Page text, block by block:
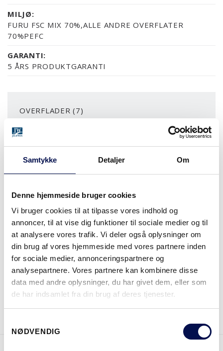
Samtykke Detaljer Om
Denne hjemmeside bruger cookies
Vi bruger cookies til at tilpasse vores indhold og
annoncer, til at vise dig funktioner til sociale medier og til
at analysere vores trafik. Vi deler også oplysninger om
din brug af vores hjemmeside med vores partnere inden
for sociale medier, annonceringspartnere og
analysepartnere. Vores partnere kan kombinere disse
data med andre oplysninger, du har givet dem, eller som
de har indsamlet fra din brug af deres tjenester.
NØDVENDIG
MILJØ:
FURU FSC MIX 70%,ALLE ANDRE OVERFLATER
70%PEFC
GARANTI:
5 ÅRS PRODUKTGARANTI
OVERFLADER (7)
MDF/HDF MALETNÆSTEN ALLE NCS S OG RAL FARVER
ASK MALETFYR KLAR LAK
MERE
MODULSTØRRELSER
HVOR KAN DET KØBES
DOWNLOAD BROCHURE